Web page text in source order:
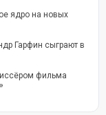
ядро на новых
Гарфин сыграют в
фильма